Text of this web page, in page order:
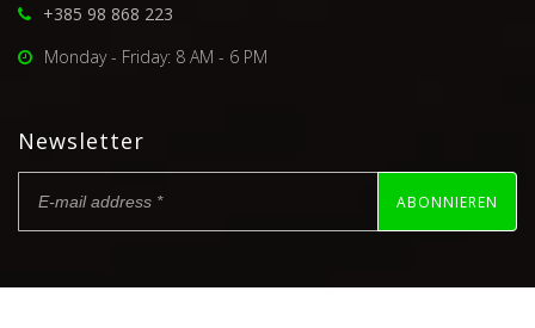
+385 98 868 223
Monday - Friday: 8 AM - 6 PM
Newsletter
ABONNIEREN